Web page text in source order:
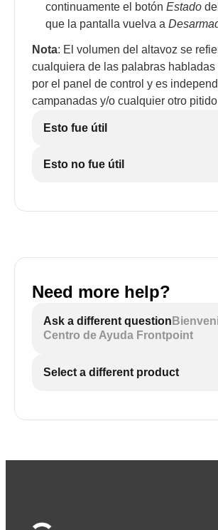
continuamente el botónEstado
que la pantalla vuelva a
Nota: El volumen del altavoz se
cualquiera de las palabras
por el panel de control y es
campanadas y/o cualquier otro
Esto fue útil
Esto no fue útil
Need more help?
Ask a different question
Centro de Ayuda Frontpoint
Select a different product